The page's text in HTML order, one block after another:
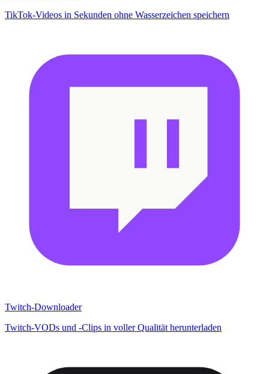
TikTok-Videos in Sekunden ohne Wasserzeichen speichern
Twitch-Downloader
Twitch-VODs und -Clips in voller Qualität herunterladen